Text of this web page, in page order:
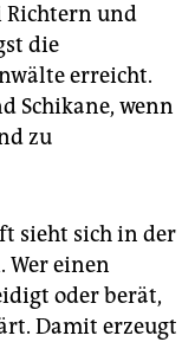
Richtern und
die
erreicht.
Schikane, wenn
zu
sieht sich in der
Wer einen
oder berät,
Damit erzeugt